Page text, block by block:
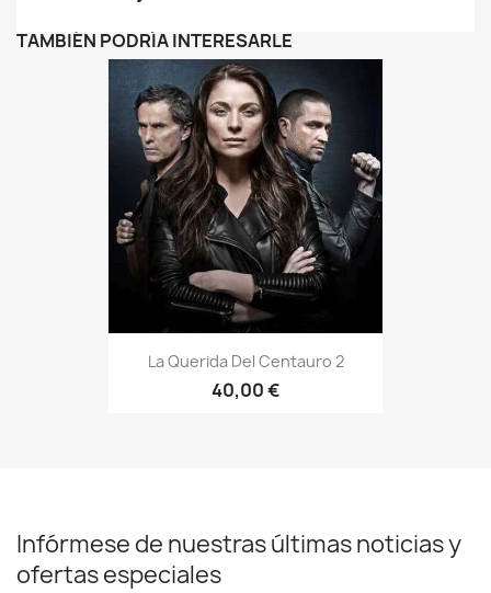
TAMBIÉN PODRÍA INTERESARLE
La Querida Del Centauro 2
40,00 €
Infórmese de nuestras últimas noticias y
ofertas especiales